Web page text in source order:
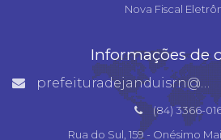
Nova Fiscal
Informações de
prefeituradejanduisrn@gmail.com
(84) 3366-
Rua do Sul, 159 - Onésimo